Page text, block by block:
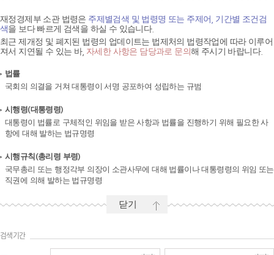
재정경제부 소관 법령은 주제별검색 및 법령명 또는 주제어, 기간별 조건검
색을 보다 빠르게 검색을 하실 수 있습니다.
최근 제개정 및 폐지된 법령의 업데이트는 법제처의 법령작업에 따라 이루어
져서 지연될 수 있는 바, 자세한 사항은 담당과로 문의해 주시기 바랍니다.
법률
국회의 의결을 거쳐 대통령이 서명 공포하여 성립하는 규범
시행령(대통령령)
대통령이 법률로 구체적인 위임을 받은 사항과 법률을 진행하기 위해 필요한 사
항에 대해 발하는 법규명령
시행규칙(총리령 부령)
국무총리 또는 행정각부 의장이 소관사무에 대해 법률이나 대통령령의 위임 또는
직권에 의해 발하는 법규명령
닫기
검색기간